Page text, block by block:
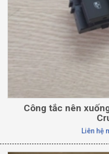
Công tắc nên
Liên hệ